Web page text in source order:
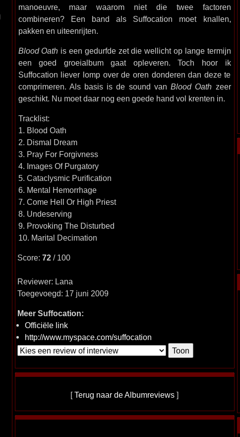
manoeuvre, maar waarom niet die twee factoren
combineren? Een band als Suffocation moet knallen,
pakken en uiteenrijten.
Blood Oath is een gedurfde zet die wellicht op lange termijn
een goed groeialbum gaat opleveren. Toch hoor ik
Suffocation liever lomp over de oren donderen dan deze te
comprimeren. Als basis is de sound vanBlood Oath zeer
geschikt. Nu moet daar nog een goede hand vol krenten in.
Tracklist:
1. Blood Oath
2. Dismal Dream
3. Pray For Forgivness
4. Images Of Purgatory
5. Cataclysmic Purification
6. Mental Hemorrhage
7. Come Hell Or High Priest
8. Undeserving
9. Provoking The Disturbed
10. Marital Decimation
Score: 72/ 100
Reviewer: Lana
Toegevoegd: 17 juni 2009
Meer Suffocation:
Officiële link
http://www.myspace.com/suffocation
[Terug naar de Albumreviews ]